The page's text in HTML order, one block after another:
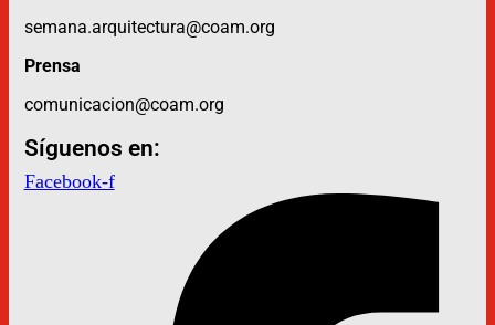
semana.arquitectura@coam.org
Prensa
comunicacion@coam.org
Síguenos en:
Facebook-f